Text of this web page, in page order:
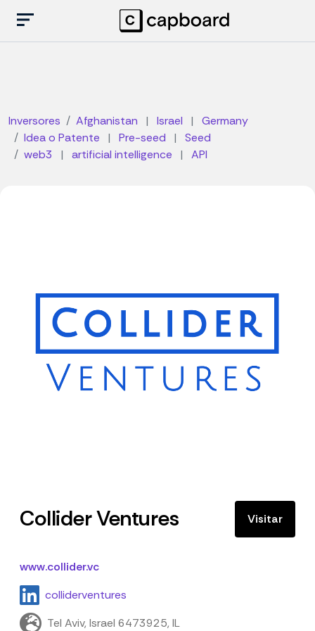
Inversores Afghanistan | Israel |
Germany
Idea o Patente
| Pre-seed |
Seed
web3
| artificial intelligence | API
Collider Ventures Visitar
www.collider.vc
colliderventures
Tel Aviv, Israel 6473925, IL